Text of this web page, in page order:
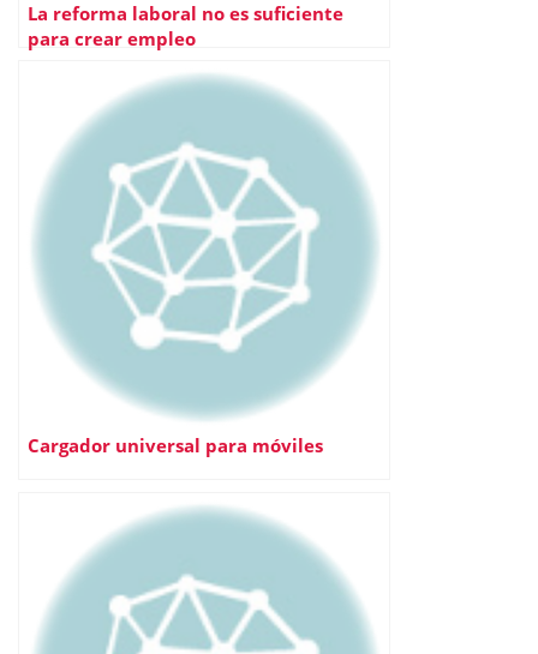
La reforma laboral no es suficiente
para crear empleo
Cargador universal para móviles